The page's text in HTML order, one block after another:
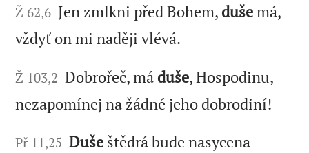
Ž 62,6 Jen zmlkni před Bohem, dušemá,
vždyť on mi naději vlévá.
Ž 103,2 Dobrořeč, má duše, Hospodinu,
nezapomínej na žádné jeho dobrodiní!
Př 11,25 Duše štědrá bude nasycena